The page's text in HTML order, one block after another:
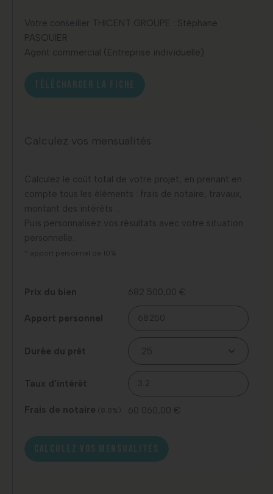
Votre conseiller THICENT GROUPE : Stéphane
PASQUIER
Agent commercial (Entreprise individuelle)
TÉLÉCHARGER LA FICHE
Calculez vos mensualités
Calculez le coût total de votre projet, en prenant en
compte tous les éléments : frais de notaire, travaux,
montant des intérêts …
Puis personnalisez vos résultats avec votre situation
personnelle.
* apport personnel de 10%
Prix du bien 682 500,00 €
Apport personnel
Durée du prêt
Taux d'intérêt
Frais de notaire (8.8%) 60 060,00 €
CALCULEZ VOS MENSUALITÉS